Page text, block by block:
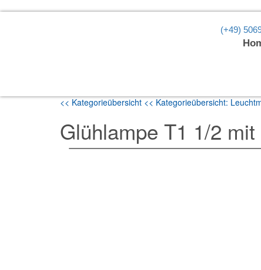
(+49)
<< Kategorieübersicht << Kategorieübersicht:
Glühlampe T1 1/2